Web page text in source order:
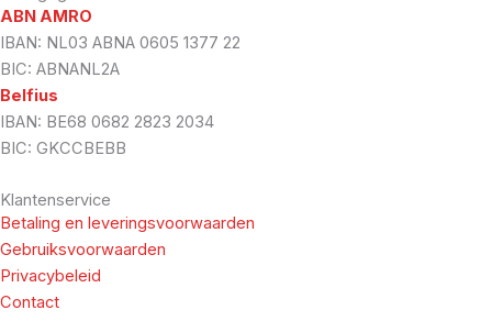
ABN AMRO
IBAN: NL03 ABNA 0605 1377 22
BIC: ABNANL2A
Belfius
IBAN: BE68 0682 2823 2034
BIC: GKCCBEBB
Klantenservice
Betaling en leveringsvoorwaarden
Gebruiksvoorwaarden
Privacybeleid
Contact